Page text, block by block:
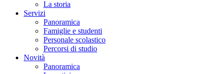
La storia
Servizi
Panoramica
Famiglie e studenti
Personale scolastico
Percorsi di studio
Novità
Panoramica